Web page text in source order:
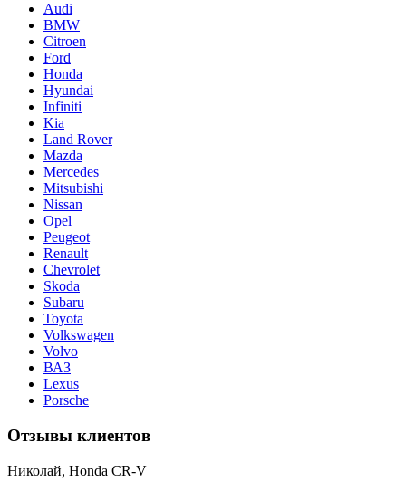
Audi
BMW
Citroen
Ford
Honda
Hyundai
Infiniti
Kia
Land Rover
Mazda
Mercedes
Mitsubishi
Nissan
Opel
Peugeot
Renault
Chevrolet
Skoda
Subaru
Toyota
Volkswagen
Volvo
ВАЗ
Lexus
Porsche
Отзывы клиентов
Николай, Honda CR-V